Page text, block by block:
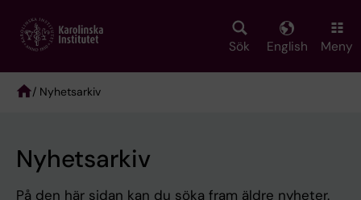
main
Sök English Meny
/ Nyhetsarkiv
Nyhetsarkiv
På den här sidan kan du söka fram äldre nyheter.